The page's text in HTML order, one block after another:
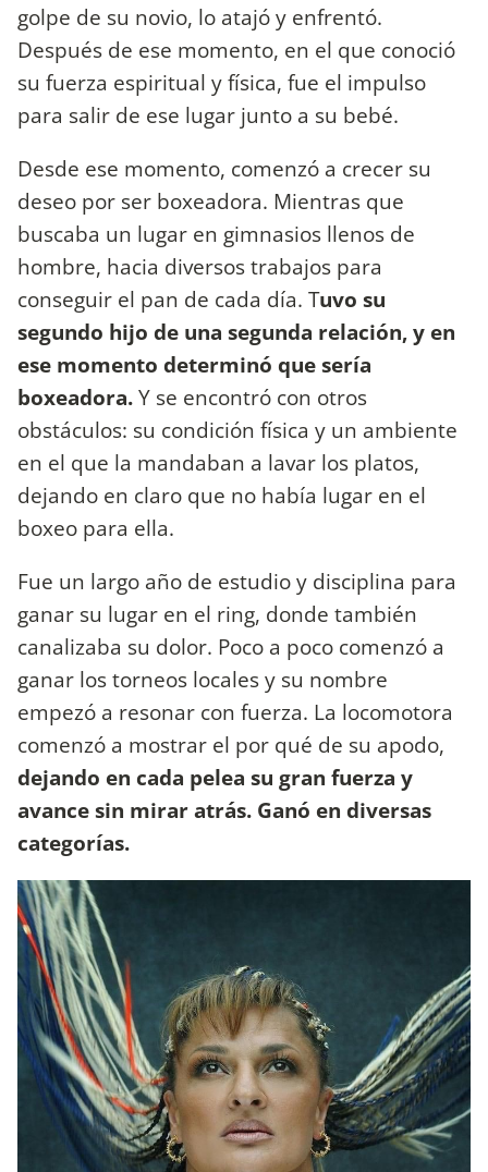
golpe de su novio, lo atajó y enfrentó.
Después de ese momento, en el que conoció
su fuerza espiritual y física, fue el impulso
para salir de ese lugar junto a su bebé.
Desde ese momento, comenzó a crecer su
deseo por ser boxeadora. Mientras que
buscaba un lugar en gimnasios llenos de
hombre, hacia diversos trabajos para
conseguir el pan de cada día. Tuvo su
segundo hijo de una segunda relación, y en
ese momento determinó que sería
boxeadora.Y se encontró con otros
obstáculos: su condición física y un ambiente
en el que la mandaban a lavar los platos,
dejando en claro que no había lugar en el
boxeo para ella.
Fue un largo año de estudio y disciplina para
ganar su lugar en el ring, donde también
canalizaba su dolor. Poco a poco comenzó a
ganar los torneos locales y su nombre
empezó a resonar con fuerza. La locomotora
comenzó a mostrar el por qué de su apodo,
dejando en cada pelea su gran fuerza y
avance sin mirar atrás. Ganó en diversas
categorías.